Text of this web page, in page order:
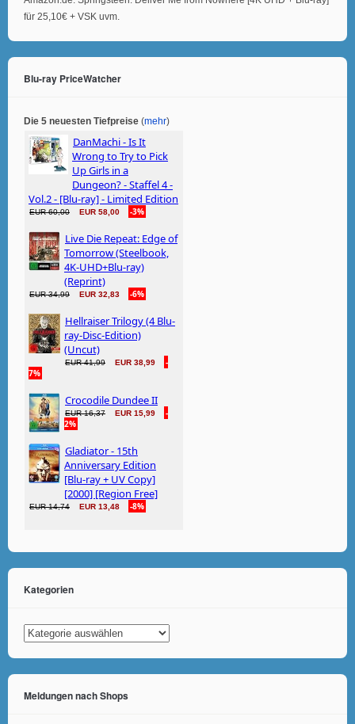
für 25,10€ + VSK uvm.
Blu-ray PriceWatcher
Die 5 neuesten Tiefpreise (mehr)
Kategorien
Kategorien
Meldungen nach Shops